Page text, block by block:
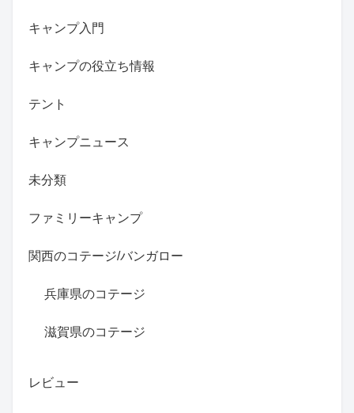
キャンプ入門
キャンプの役立ち情報
テント
キャンプニュース
未分類
ファミリーキャンプ
関西のコテージ/バンガロー
兵庫県のコテージ
滋賀県のコテージ
レビュー